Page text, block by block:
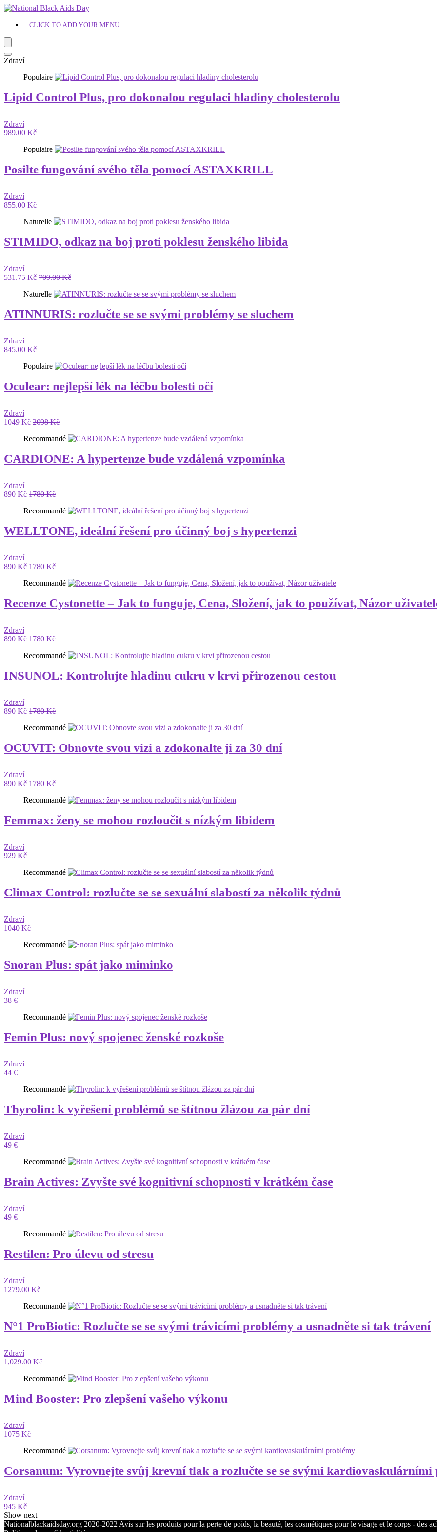
CLICK TO ADD YOUR MENU
Zdraví
Populaire
Lipid Control Plus, pro dokonalou regulaci hladiny cholesterolu
Zdraví
989.00 Kč
Populaire
Posilte fungování svého těla pomocí ASTAXKRILL
Zdraví
855.00 Kč
Naturelle
STIMIDO, odkaz na boj proti poklesu ženského libida
Zdraví
531.75 Kč 709.00 Kč
Naturelle
ATINNURIS: rozlučte se se svými problémy se sluchem
Zdraví
845.00 Kč
Populaire
Oculear: nejlepší lék na léčbu bolesti očí
Zdraví
1049 Kč 2098 Kč
Recommandé
CARDIONE: A hypertenze bude vzdálená vzpomínka
Zdraví
890 Kč 1780 Kč
Recommandé
WELLTONE, ideální řešení pro účinný boj s hypertenzi
Zdraví
890 Kč 1780 Kč
Recommandé
Recenze Cystonette – Jak to funguje, Cena, Složení, jak to používat, Názor
Zdraví
890 Kč 1780 Kč
Recommandé
INSUNOL: Kontrolujte hladinu cukru v krvi přirozenou cestou
Zdraví
890 Kč 1780 Kč
Recommandé
OCUVIT: Obnovte svou vizi a zdokonalte ji za 30 dní
Zdraví
890 Kč 1780 Kč
Recommandé
Femmax: ženy se mohou rozloučit s nízkým libidem
Zdraví
929 Kč
Recommandé
Climax Control: rozlučte se se sexuální slabostí za několik týdnů
Zdraví
1040 Kč
Recommandé
Snoran Plus: spát jako miminko
Zdraví
38 €
Recommandé
Femin Plus: nový spojenec ženské rozkoše
Zdraví
44 €
Recommandé
Thyrolin: k vyřešení problémů se štítnou žlázou za pár dní
Zdraví
49 €
Recommandé
Brain Actives: Zvyšte své kognitivní schopnosti v krátkém čase
Zdraví
49 €
Recommandé
Restilen: Pro úlevu od stresu
Zdraví
1279.00 Kč
Recommandé
N°1 ProBiotic: Rozlučte se se svými trávicími problémy a usnadněte si tak trávení
Zdraví
1,029.00 Kč
Recommandé
Mind Booster: Pro zlepšení vašeho výkonu
Zdraví
1075 Kč
Recommandé
Corsanum: Vyrovnejte svůj krevní tlak a rozlučte se se svými kardiovaskulárními
Zdraví
945 Kč
Show next
Nationalblackaidsday.org 2020-2022 Avis sur les produits pour la perte de poids, la beauté, les cosmétiques pour le visage et le corps - des